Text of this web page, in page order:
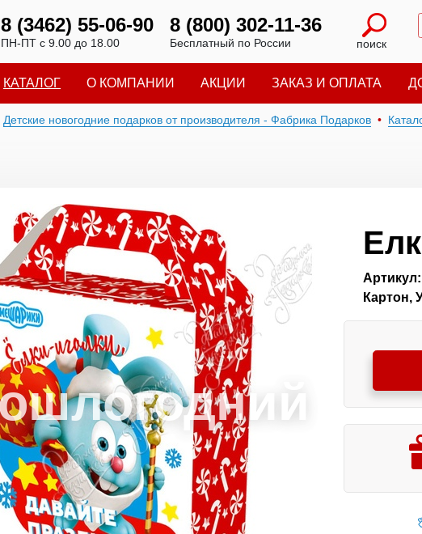
8 (3462) 55-06-90
ПН-ПТ с 9.00 до 18.00
8 (800) 302-11-36
Бесплатный по России поиск
КАТАЛОГ О КОМПАНИИ АКЦИИ ЗАКАЗ И ОПЛАТА
Детские новогодние подарков от производителя - Фабрика Подарков
Картон,